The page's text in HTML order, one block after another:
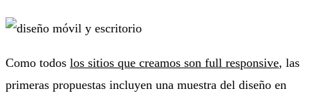
Como todos los sitios que creamos son full responsive, las
primeras propuestas incluyen una muestra del diseño en